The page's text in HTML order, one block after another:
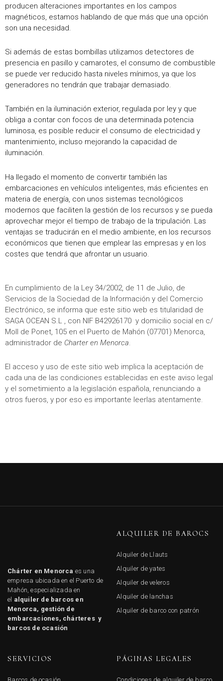
producen alteraciones importantes en los campos
magnéticos, estamos hablando de que más que una opción
son una necesidad.
Si además de estas bombillas utilizamos detectores de
presencia en pasillo y camarotes, el consumo de combustible
se puede ver reducido hasta niveles mínimos, ya que los
generadores no tendrán que trabajar demasiado.
También en la iluminación exterior, regulada por ley y que
obliga a contar con focos de una determinada potencia
luminosa, es posible reducir el consumo de electricidad y
mantenimiento, incluso mejorando la capacidad de
iluminación.
Ha llegado el momento de convertir también las
embarcaciones en vehículos inteligentes, más eficientes en
materia de energía, con unos sistemas tecnológicos
modernos que faciliten la gestión de los recursos y se pueda
aprovechar mejor el tiempo de trabajo de la tripulación. Las
ventajas se traducirán en el medio ambiente, en los recursos
económicos que tienen que emplear las empresas y en los
costes que tendrá que afrontar un usuario.
En cumplimiento de la Ley 34/2002, de 11 de Julio, de
Servicios de la Sociedad de la Información y del Comercio
Electrónico, se informa que este sitio web es titularidad de
SAGA OCEAN S.L , con NIF B42926170 y domicilio social en c/
Moll de Ponet, 105 en el Puerto de Mahón (07701) Menorca,
administrador de Charter en Menorca.
El acceso y uso de este sitio web implica la aceptación de
cada una de las condiciones establecidas en este aviso legal
y el sometimiento a la legislación española, renunciando a
otros fueros, y por eso es importante leerlas atentamente.
Chárter en Menorca es una
empresa ubicada en el Puerto de
Mahón, especializada en
el alquiler de barcos en
Menorca, gestión de
embarcaciones, chárteres y
barcos de ocasión
ALQUILER DE BAROCS
Alquiler de Llauts
Alquiler de yates
Alquiler de veleros
Alquiler de lanchas
Alquiler de barco con patrón
SERVICIOS PÁGINAS LEGALES